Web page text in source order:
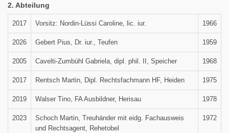
2. Abteilung
2017 Vorsitz: Nordin-Lüssi Caroline, lic. iur. 1966
2026 Gebert Pius, Dr. iur., Teufen 1959
2005 Cavelti-Zumbühl Gabriela, dipl. phil. II, Speicher 1968
2017 Rentsch Martin, Dipl. Rechtsfachmann HF, Heiden 1975
2019 Walser Tino, FA Ausbildner, Herisau 1978
2023
Schoch Martin, Treuhänder mit eidg. Fachausweis
und Rechtsagent, Rehetobel
1972